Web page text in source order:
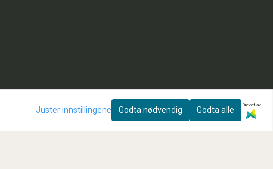
Juster innstillingene Godta nødvendig Godta alle
Drevet av